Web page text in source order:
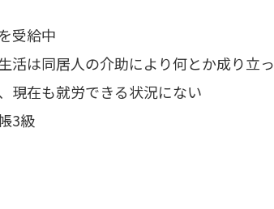
受給中
活は同居人の介助により何とか成り立
現在も就労できる状況にない
3級